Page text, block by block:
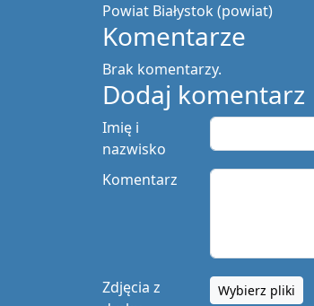
Powiat Białystok (powiat)
Komentarze
Brak komentarzy.
Dodaj komentarz
Imię i
nazwisko
Komentarz
Zdjęcia z
Wybierz pliki